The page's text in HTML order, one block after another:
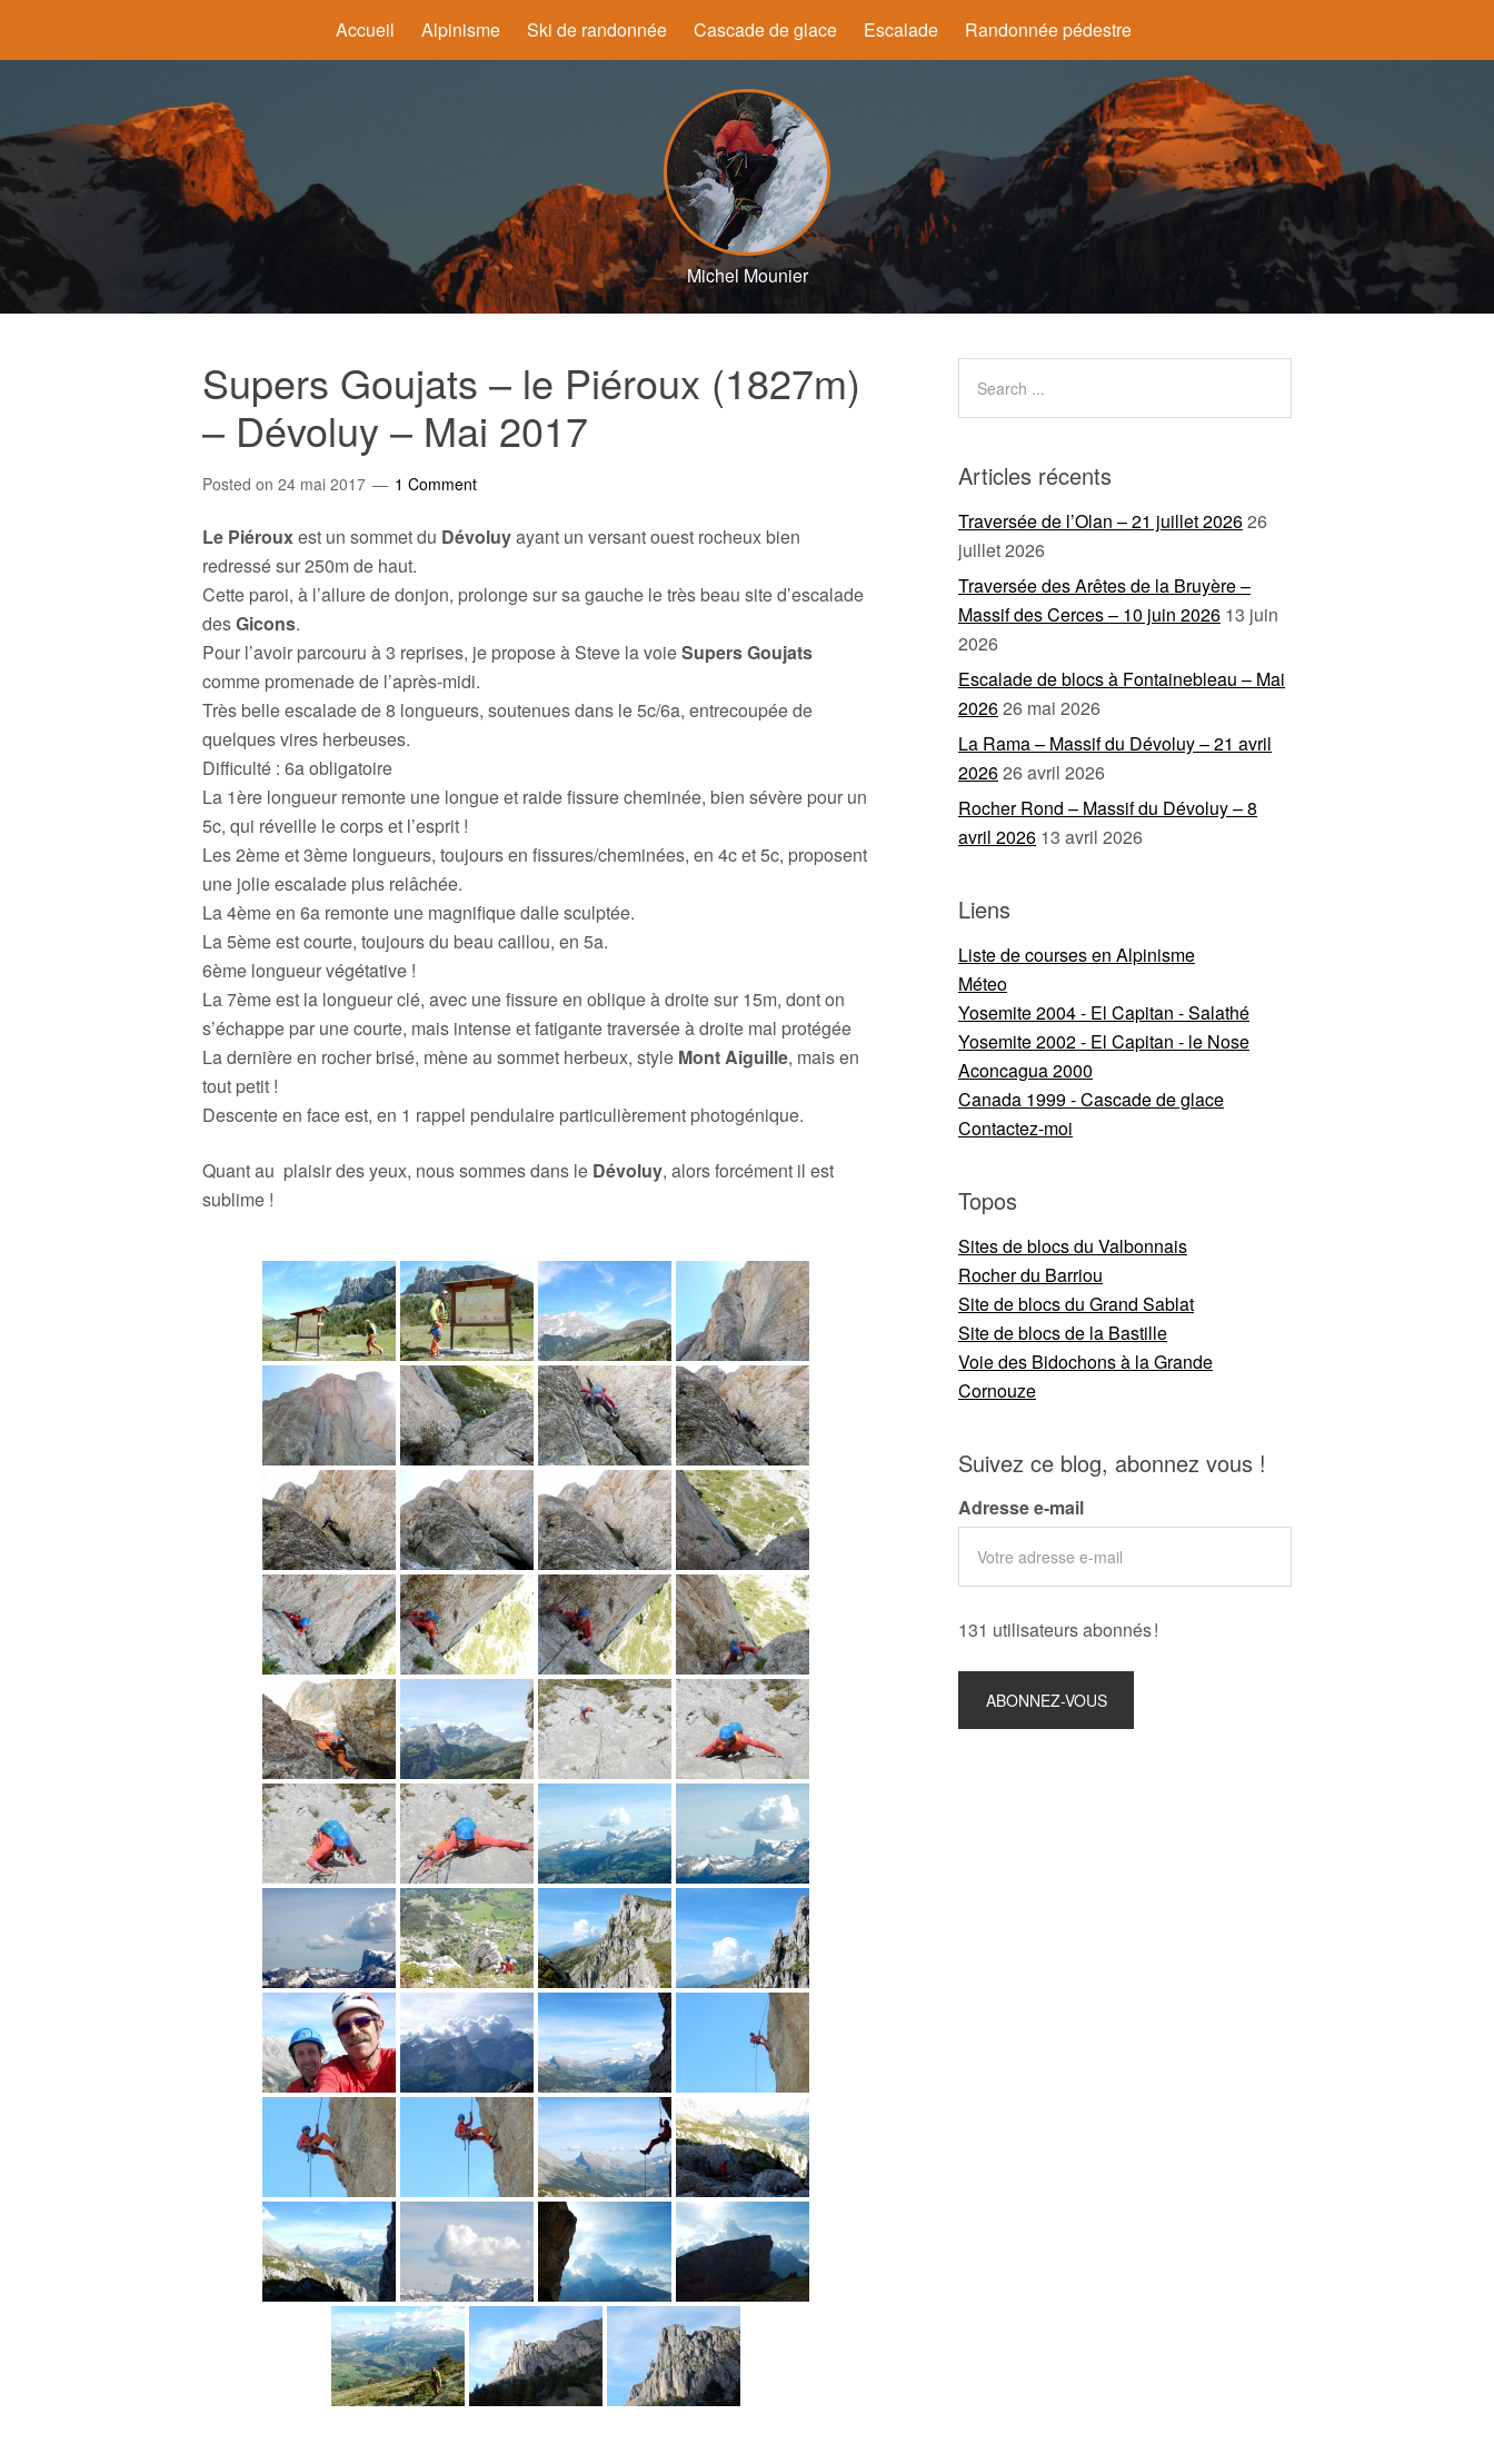
Accueil Alpinisme Ski de randonnée Cascade de glace Escalade Randonnée pédestre
Michel Mounier
Supers Goujats – le Piéroux (1827m)
– Dévoluy – Mai 2017
Posted on 24 mai 2017 1 Comment
Le Piérouxest un sommet du Dévoluyayant un versant ouest rocheux bien
redressé sur 250m de haut.
Cette paroi, à l’allure de donjon, prolonge sur sa gauche le très beau site d’escalade
desGicons.
Pour l’avoir parcouru à 3 reprises, je propose à Steve la voieSupers Goujats
comme promenade de l’après-midi.
Très belle escalade de 8 longueurs, soutenues dans le 5c/6a, entrecoupée de
quelques vires herbeuses.
Difficulté : 6a obligatoire
La 1ère longueur remonte une longue et raide fissure cheminée, bien sévère pour un
5c, qui réveille le corps et l’esprit !
Les 2ème et 3ème longueurs, toujours en fissures/cheminées, en 4c et 5c, proposent
une jolie escalade plus relâchée.
La 4ème en 6a remonte une magnifique dalle sculptée.
La 5ème est courte, toujours du beau caillou, en 5a.
6ème longueur végétative !
La 7ème est la longueur clé, avec une fissure en oblique à droite sur 15m, dont on
s’échappe par une courte, mais intense et fatigante traversée à droite mal protégée
La dernière en rocher brisé, mène au sommet herbeux, style Mont Aiguille, mais en
tout petit !
Descente en face est, en 1 rappel pendulaire particulièrement photogénique.
Quant au plaisir des yeux, nous sommes dans le Dévoluy, alors forcément il est
sublime !
Articles récents
Traversée de l’Olan – 21 juillet 202626
juillet 2026
Traversée des Arêtes de la Bruyère –
Massif des Cerces – 10 juin 2026 13 juin
2026
Escalade de blocs à Fontainebleau – Mai
202626 mai 2026
La Rama – Massif du Dévoluy – 21 avril
202626 avril 2026
Rocher Rond – Massif du Dévoluy – 8
avril 2026 13 avril 2026
Liens
Liste de courses en Alpinisme
Méteo
Yosemite 2004 - El Capitan - Salathé
Yosemite 2002 - El Capitan - le Nose
Aconcagua 2000
Canada 1999 - Cascade de glace
Contactez-moi
Topos
Sites de blocs du Valbonnais
Rocher du Barriou
Site de blocs du Grand Sablat
Site de blocs de la Bastille
Voie des Bidochons à la Grande
Cornouze
Suivez ce blog, abonnez vous !
Adresse e-mail
131 utilisateurs abonnés !